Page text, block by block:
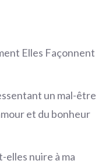
Elles Façonnent
un mal-être
et du bonheur
nuire à ma